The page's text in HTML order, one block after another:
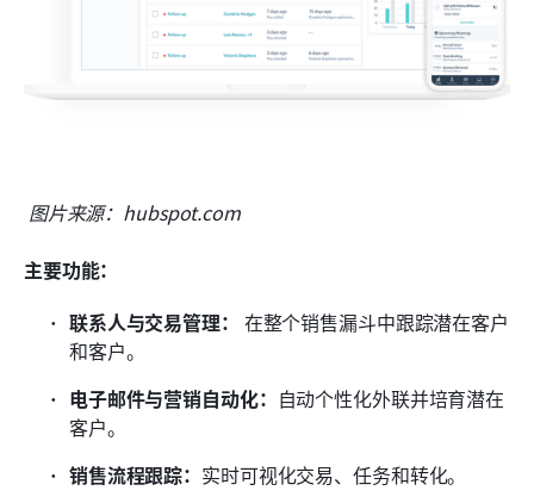
图片来源：hubspot.com
主要功能：
联系人与交易管理： 在整个销售漏斗中跟踪潜在客户
和客户。
电子邮件与营销自动化： 自动个性化外联并培育潜在
客户。
销售流程跟踪： 实时可视化交易、任务和转化。